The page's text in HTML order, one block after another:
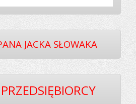
JACKA SŁOWAKA